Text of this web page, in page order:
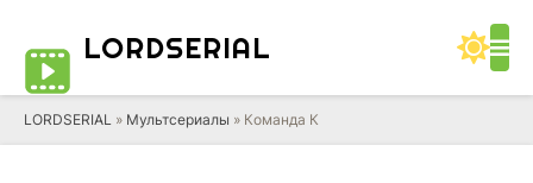
LORDSERIAL
LORDSERIAL » Мультсериалы » Команда К